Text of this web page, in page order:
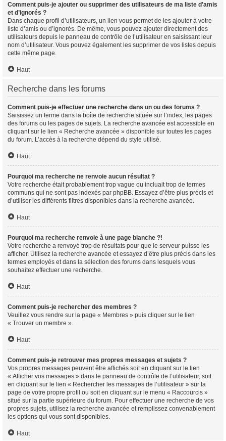
Comment puis-je ajouter ou supprimer des utilisateurs de ma liste d’amis
et d’ignorés ?
Dans chaque profil d’utilisateurs, un lien vous permet de les ajouter à votre
liste d’amis ou d’ignorés. De même, vous pouvez ajouter directement des
utilisateurs depuis le panneau de contrôle de l’utilisateur en saisissant leur
nom d’utilisateur. Vous pouvez également les supprimer de vos listes depuis
cette même page.
Haut
Recherche dans les forums
Comment puis-je effectuer une recherche dans un ou des forums ?
Saisissez un terme dans la boîte de recherche située sur l’index, les pages
des forums ou les pages de sujets. La recherche avancée est accessible en
cliquant sur le lien « Recherche avancée » disponible sur toutes les pages
du forum. L’accès à la recherche dépend du style utilisé.
Haut
Pourquoi ma recherche ne renvoie aucun résultat ?
Votre recherche était probablement trop vague ou incluait trop de termes
communs qui ne sont pas indexés par phpBB. Essayez d’être plus précis et
d’utiliser les différents filtres disponibles dans la recherche avancée.
Haut
Pourquoi ma recherche renvoie à une page blanche ?!
Votre recherche a renvoyé trop de résultats pour que le serveur puisse les
afficher. Utilisez la recherche avancée et essayez d’être plus précis dans les
termes employés et dans la sélection des forums dans lesquels vous
souhaitez effectuer une recherche.
Haut
Comment puis-je rechercher des membres ?
Veuillez vous rendre sur la page « Membres » puis cliquer sur le lien
« Trouver un membre ».
Haut
Comment puis-je retrouver mes propres messages et sujets ?
Vos propres messages peuvent être affichés soit en cliquant sur le lien
« Afficher vos messages » dans le panneau de contrôle de l’utilisateur, soit
en cliquant sur le lien « Rechercher les messages de l’utilisateur » sur la
page de votre propre profil ou soit en cliquant sur le menu « Raccourcis »
situé sur la partie supérieure du forum. Pour effectuer une recherche de vos
propres sujets, utilisez la recherche avancée et remplissez convenablement
les options qui vous sont disponibles.
Haut